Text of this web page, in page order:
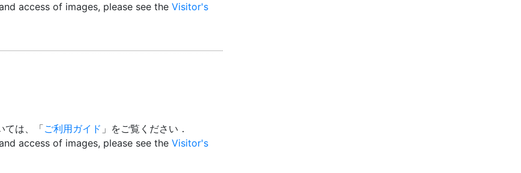
access of images, please see the Visitor's
ては、「ご利用ガイド 」をご覧ください．
access of images, please see the Visitor's